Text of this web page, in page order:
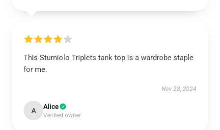
This Sturniolo Triplets tank top is a wardrobe staple
for me.
Nov 28, 2024
A Alice
Verified owner